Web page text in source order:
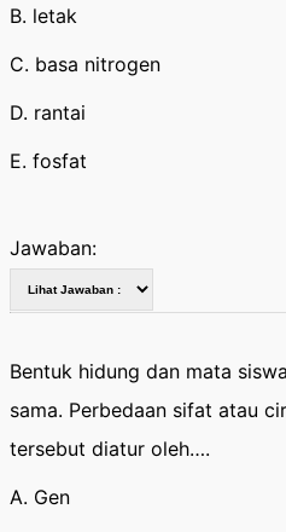
B. letak
C. basa nitrogen
D. rantai
E. fosfat
Jawaban:
Bentuk hidung dan mata
sama. Perbedaan sifat atau
tersebut diatur oleh….
A. Gen